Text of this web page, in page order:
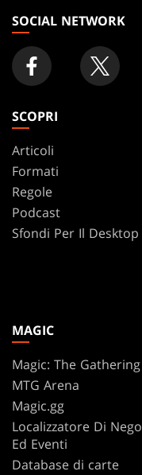
SOCIAL NETWORK
SCOPRI
Articoli
Formati
Regole
Podcast
Sfondi Per Il Desktop
MAGIC
Magic: The Gathering
MTG Arena
Magic.gg
Localizzatore Di
Ed Eventi
Database di carte